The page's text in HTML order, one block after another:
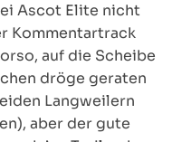
Ascot Elite nicht
Kommentartrack
auf die Scheibe
dröge geraten
Langweilern
aber der gute